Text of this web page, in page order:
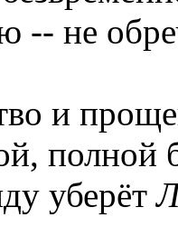
-- не
и
полной
уберёт